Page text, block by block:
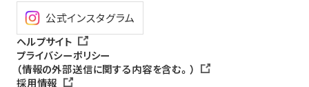
公式インスタグラム
ヘルプサイト
プライバシーポリシー
（情報の外部送信に関する内容を含む。）
採用情報